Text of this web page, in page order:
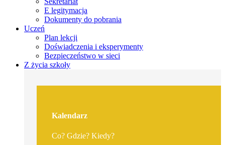
E legitymacja
Dokumenty do pobrania
Uczeń
Plan lekcji
Doświadczenia i eksperymenty
Bezpieczeństwo w sieci
Z życia szkoły
Kalendarz
Co? Gdzie? Kiedy?